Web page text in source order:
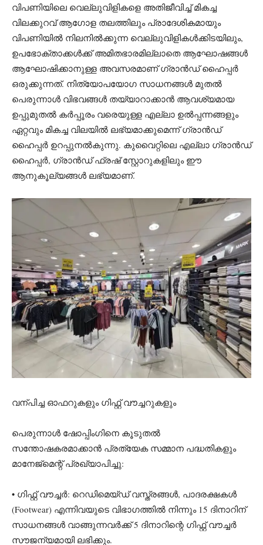
വിപണിയിലെ വെല്ലുവിളികളെ അതിജീവിച്ച് മികച്ച
വിലക്കുറവ് ആഗോള തലത്തിലും പ്രാദേശികമായും
വിപണിയിൽ നിലനിൽക്കുന്ന വെല്ലുവിളികൾക്കിടയിലും,
ഉപഭോക്താക്കൾക്ക് അമിതഭാരമില്ലാതെ ആഘോഷങ്ങൾ
ആഘോഷിക്കാനുള്ള അവസരമാണ് ഗ്രാൻഡ് ഹൈപ്പർ
ഒരുക്കുന്നത്. നിത്യോപയോഗ സാധനങ്ങൾ മുതൽ
പെരുന്നാൾ വിഭവങ്ങൾ തയ്യാറാക്കാൻ ആവശ്യമായ
ഉപ്പുമുതൽ കർപ്പൂരം വരെയുള്ള എല്ലാ ഉൽപ്പന്നങ്ങളും
ഏറ്റവും മികച്ച വിലയിൽ ലഭ്യമാക്കുമെന്ന് ഗ്രാൻഡ്
ഹൈപ്പർ ഉറപ്പുനൽകുന്നു. കുവൈറ്റിലെ എല്ലാ ഗ്രാൻഡ്
ഹൈപ്പർ, ഗ്രാൻഡ് ഫ്രഷ് സ്റ്റോറുകളിലും ഈ
ആനുകൂല്യങ്ങൾ ലഭ്യമാണ്.
വന്പിച്ച ഓഫറുകളും ഗിഫ്റ്റ് വൗച്ചറുകളും
പെരുന്നാൾ ഷോപ്പിംഗിനെ കൂടുതൽ
സന്തോഷകരമാക്കാൻ പ്രത്യേക സമ്മാന പദ്ധതികളും
മാനേജ്‌മെന്റ് പ്രഖ്യാപിച്ചു:
• ഗിഫ്റ്റ് വൗച്ചർ: റെഡിമെയ്ഡ് വസ്ത്രങ്ങൾ, പാദരക്ഷകൾ
(Footwear) എന്നിവയുടെ വിഭാഗത്തിൽ നിന്നും 15 ദിനാറിന്
സാധനങ്ങൾ വാങ്ങുന്നവർക്ക് 5 ദിനാറിന്റെ ഗിഫ്റ്റ് വൗച്ചർ
സൗജന്യമായി ലഭിക്കും.